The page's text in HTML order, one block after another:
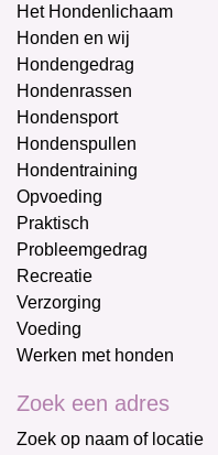
Het Hondenlichaam
Honden en wij
Hondengedrag
Hondenrassen
Hondensport
Hondenspullen
Hondentraining
Opvoeding
Praktisch
Probleemgedrag
Recreatie
Verzorging
Voeding
Werken met honden
Zoek een adres
Zoek op naam of locatie